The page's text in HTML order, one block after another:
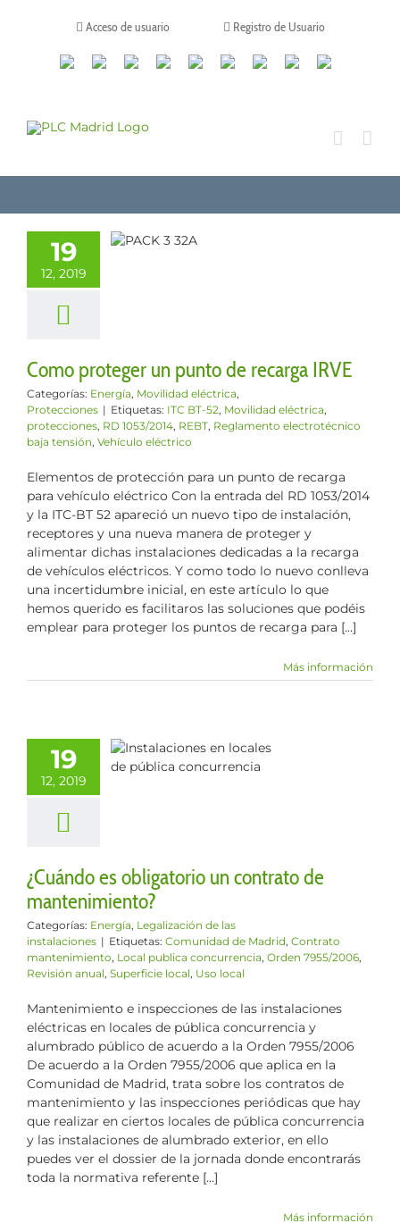
Acceso de usuario Registro de Usuario
CanalesLinkedinYoutubeTiktokFacebookInstagram
X TwitchContacto
19
12, 2019
proteger un
de recarga
Protecciones
Como proteger un punto de recarga IRVE
Categorías: Energía, Movilidad eléctrica,
Protecciones | Etiquetas: ITC BT-52, Movilidad eléctrica,
protecciones, RD 1053/2014, REBT, Reglamento electrotécnico
baja tensión, Vehículo eléctrico
Elementos de protección para un punto de recarga
para vehículo eléctrico Con la entrada del RD 1053/2014
y la ITC-BT 52 apareció un nuevo tipo de instalación,
receptores y una nueva manera de proteger y
alimentar dichas instalaciones dedicadas a la recarga
de vehículos eléctricos. Y como todo lo nuevo conlleva
una incertidumbre inicial, en este artículo lo que
hemos querido es facilitaros las soluciones que podéis
emplear para proteger los puntos de recarga para [...]
Más información
19
12, 2019
un
de
¿Cuándo es obligatorio un contrato de
mantenimiento?
Categorías: Energía, Legalización de las
instalaciones | Etiquetas: Comunidad de Madrid, Contrato
mantenimiento, Local publica concurrencia, Orden 7955/2006,
Revisión anual, Superficie local, Uso local
Mantenimiento e inspecciones de las instalaciones
eléctricas en locales de pública concurrencia y
alumbrado público de acuerdo a la Orden 7955/2006
De acuerdo a la Orden 7955/2006 que aplica en la
Comunidad de Madrid, trata sobre los contratos de
mantenimiento y las inspecciones periódicas que hay
que realizar en ciertos locales de pública concurrencia
y las instalaciones de alumbrado exterior, en ello
puedes ver el dossier de la jornada donde encontrarás
toda la normativa referente [...]
Más información